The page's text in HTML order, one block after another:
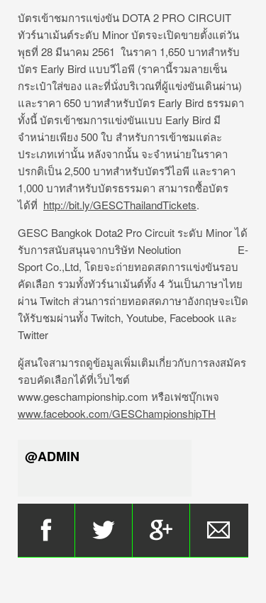
บัตรเข้าชมการแข่งขัน DOTA 2 PRO CIRCUIT
ทัวร์นาเม้นต์ระดับ Minor บัตรจะเปิดขายตั้งแต่วัน
พุธที่ 28 มีนาคม 2561 ในราคา 1,650 บาทสำหรับ
บัตร Early Bird แบบวีไอพี (ราคานี้รวมลายเซ็น
กระเป๋าใส่ของ และที่นั่งบริเวณที่ผู้แข่งขันเดินผ่าน)
และราคา 650 บาทสำหรับบัตร Early Bird ธรรมดา
ทั้งนี้ บัตรเข้าชมการแข่งขันแบบ Early Bird มี
จำหน่ายเพียง 500 ใบ สำหรับการเข้าชมแต่ละ
ประเภทเท่านั้น หลังจากนั้น จะจำหน่ายในราคา
ปรกติเป็น 2,500 บาทสำหรับบัตรวีไอพี และราคา
1,000 บาทสำหรับบัตรธรรมดา สามารถซื้อบัตร
ได้ที่ http://bit.ly/GESCThailandTickets.
GESC Bangkok Dota2 Pro Circuit ระดับ Minor ได้
รับการสนับสนุนจากบริษัท Neolution E-
Sport Co.,Ltd, โดยจะถ่ายทอดสดการแข่งขันรอบ
คัดเลือก รวมทั้งทัวร์นาเม้นต์ทั้ง 4 วันเป็นภาษาไทย
ผ่าน Twitch ส่วนการถ่ายทอดสดภาษาอังกฤษจะเปิด
ให้รับชมผ่านทั้ง Twitch, Youtube, Facebook และ
Twitter
ผู้สนใจสามารถดูข้อมูลเพิ่มเติมเกี่ยวกับการลงสมัคร
รอบคัดเลือกได้ที่เว็บไซต์
www.geschampionship.com หรือเฟซบุ๊กเพจ
www.facebook.com/GESChampionshipTH
@ADMIN